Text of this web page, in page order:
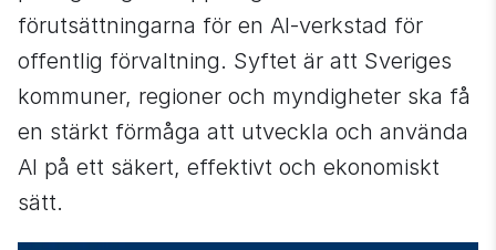
förutsättningarna för en AI-verkstad för
offentlig förvaltning. Syftet är att Sveriges
kommuner, regioner och myndigheter ska få
en stärkt förmåga att utveckla och använda
AI på ett säkert, effektivt och ekonomiskt
sätt.